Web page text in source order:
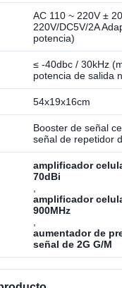
AC 110 ~ 220V ±
220V/DC5V/2A
potencia)
≤ -40dbc / 30kHz
potencia de salida
54x19x16cm
Booster de señal
señal de repetidor
amplificador
70dBi
amplificador
900MHz
aumentador de
señal de 2G G/M